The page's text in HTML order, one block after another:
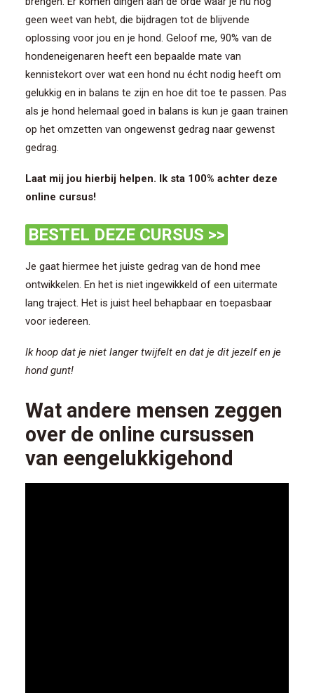
geen weet van hebt, die bijdragen tot de blijvende
oplossing voor jou en je hond. Geloof me, 90% van de
hondeneigenaren heeft een bepaalde mate van
kennistekort over wat een hond nu écht nodig heeft om
gelukkig en in balans te zijn en hoe dit toe te passen. Pas
als je hond helemaal goed in balans is kun je gaan trainen
op het omzetten van ongewenst gedrag naar gewenst
gedrag.
Laat mij jou hierbij helpen. Ik sta 100% achter deze
online cursus!
BESTEL DEZE CURSUS >>
Je gaat hiermee het juiste gedrag van de hond mee
ontwikkelen. En het is niet ingewikkeld of een uitermate
lang traject. Het is juist heel behapbaar en toepasbaar
voor iedereen.
Ik hoop dat je niet langer twijfelt en dat je dit jezelf en je
hond gunt!
Wat andere mensen zeggen
over de online cursussen
van eengelukkigehond